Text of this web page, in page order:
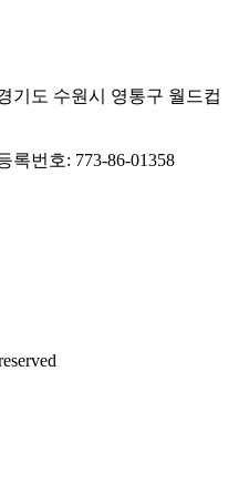
기도 수원시 영통구 월드컵
록번호: 773-86-01358